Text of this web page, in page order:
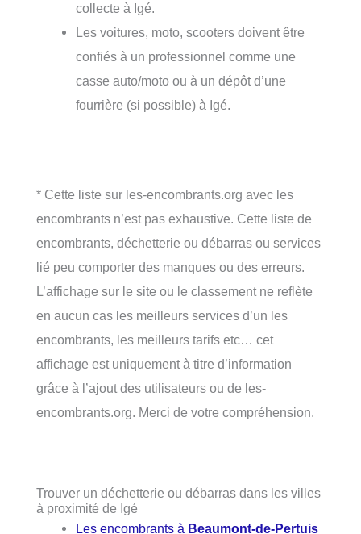
collecte à Igé.
Les voitures, moto, scooters doivent être
confiés à un professionnel comme une
casse auto/moto ou à un dépôt d’une
fourrière (si possible) à Igé.
* Cette liste sur les-encombrants.org avec les
encombrants n’est pas exhaustive. Cette liste de
encombrants, déchetterie ou débarras ou services
lié peu comporter des manques ou des erreurs.
L’affichage sur le site ou le classement ne reflète
en aucun cas les meilleurs services d’un les
encombrants, les meilleurs tarifs etc… cet
affichage est uniquement à titre d’information
grâce à l’ajout des utilisateurs ou de les-
encombrants.org. Merci de votre compréhension.
Trouver un déchetterie ou débarras dans les villes
à proximité de Igé
Les encombrants à Beaumont-de-Pertuis